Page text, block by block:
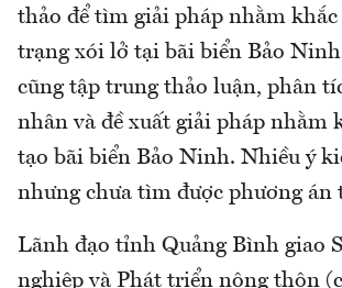
thảo để tìm giải pháp nhằm
trạng xói lở tại bãi biển Bảo
cũng tập trung thảo luận, phân
nhân và đề xuất giải pháp nhằm
tạo bãi biển Bảo Ninh. Nhiều ý
nhưng chưa tìm được phương án
Lãnh đạo tỉnh Quảng Bình giao
nghiệp và Phát triển nông thôn